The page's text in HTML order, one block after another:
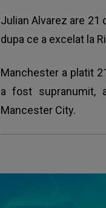
Julian Alvarez are 21
dupa ce a excelat la
Manchester a platit
a fost supranumit,
Mancester City.